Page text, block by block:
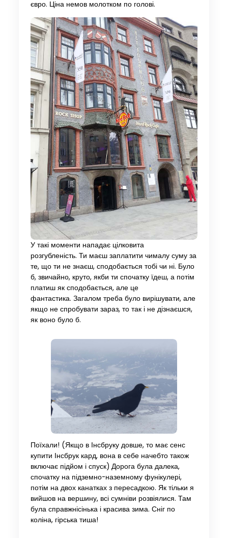
євро. Ціна немов молотком по голові.
У такі моменти нападає цілковита
розгубленість. Ти маєш заплатити чималу суму за
те, що ти не знаєш, сподобається тобі чи ні. Було
б, звичайно, круто, якби ти спочатку їдеш, а потім
платиш як сподобається, але це
фантастика. Загалом треба було вирішувати, але
якщо не спробувати зараз, то так і не дізнаєшся,
як воно було б.
Поїхали! (Якщо в Інсбруку довше, то має сенс
купити Інсбрук кард, вона в себе начебто також
включає підйом і спуск) Дорога була далека,
спочатку на підземно-наземному фунікулері,
потім на двох канатках з пересадкою. Як тільки я
вийшов на вершину, всі сумніви розвіялися. Там
була справжнісінька і красива зима. Сніг по
коліна, гірська тиша!